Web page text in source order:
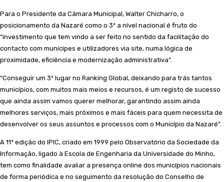
Para o Presidente da Câmara Municipal, Walter Chicharro, o
posicionamento da Nazaré como o 3º a nível nacional é fruto do
“investimento que tem vindo a ser feito no sentido da facilitação do
contacto com munícipes e utilizadores via site, numa lógica de
proximidade, eficiência e modernização administrativa”.
“Conseguir um 3º lugar no Ranking Global, deixando para trás tantos
municípios, com muitos mais meios e recursos, é um registo de sucesso
que ainda assim vamos querer melhorar, garantindo assim ainda
melhores serviços, mais próximos e mais fáceis para quem necessita de
desenvolver os seus assuntos e processos com o Município da Nazaré”.
A 11ª edição do IPIC, criado em 1999 pelo Observatório da Sociedade da
Informação, ligado à Escola de Engenharia da Universidade do Minho,
tem como finalidade avaliar a presença online dos municípios nacionais
de forma periódica e no seguimento da resolução do Conselho de